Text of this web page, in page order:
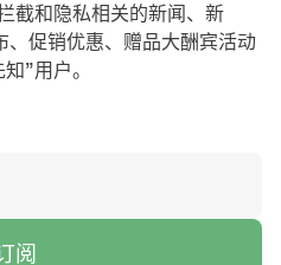
截和隐私相关的新闻、新
促销优惠、赠品大酬宾活动
”用户。
阅